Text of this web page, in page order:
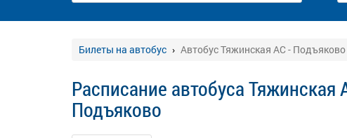
Билеты на автобус Автобус Тяжинская АС - Подъяково
Расписание автобуса Тяжинская
Подъяково